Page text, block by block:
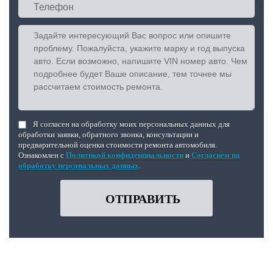
Я согласен на обработку моих персональных данных для
обработки заявки, обратного звонка, консультации и
предварительной оценки стоимости ремонта автомобиля.
Ознакомлен с Политикой конфиденциальности и Согласием на
обработку персональных данных
ОТПРАВИТЬ